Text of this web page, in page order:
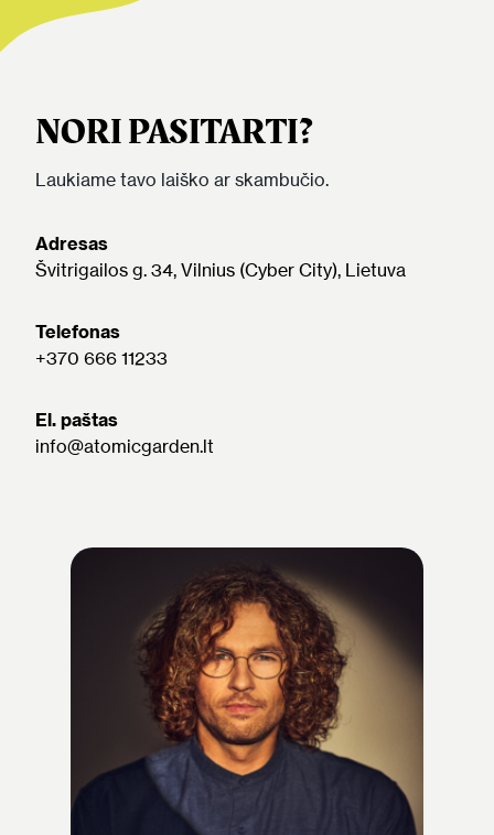
NORI PASITARTI?
Laukiame tavo laiško ar skambučio.
Adresas
Švitrigailos g. 34, Vilnius (Cyber City), Lietuva
Telefonas
+370 666 11233
El. paštas
info@atomicgarden.lt